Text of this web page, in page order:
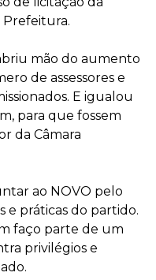
Prefeitura.
mão do aumento
de assessores e
E igualou
para que fossem
da Câmara
ao NOVO pelo
e práticas do partido.
faço parte de um
privilégios e